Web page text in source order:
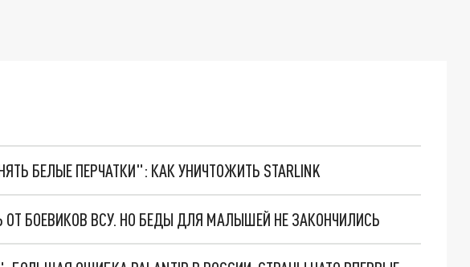
БЕЛЫЕ ПЕРЧАТКИ": КАК УНИЧТОЖИТЬ STARLINK
БОЕВИКОВ ВСУ. НО БЕДЫ ДЛЯ МАЛЫШЕЙ НЕ ЗАКОНЧИЛИСЬ